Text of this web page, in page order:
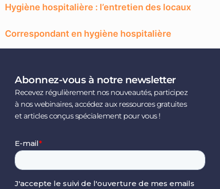
Hygiène hospitalière : l’entretien des locaux
Correspondant en hygiène hospitalière
Abonnez-vous à notre newsletter
Recevez régulièrement nos nouveautés, participez
à nos webinaires, accédez aux ressources gratuites
et articles conçus spécialement pour vous !